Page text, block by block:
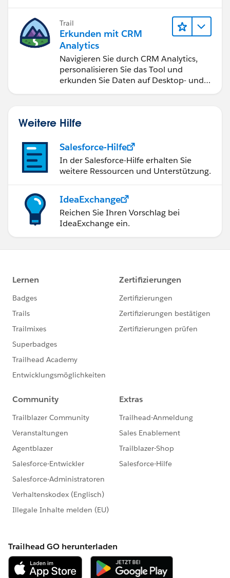
Trail
Erkunden mit CRM
Analytics
Navigieren Sie durch CRM Analytics,
personalisieren Sie das Tool und
erkunden Sie Daten auf Desktop- und
Weitere Hilfe
Salesforce-Hilfe
In der Salesforce-Hilfe erhalten Sie
weitere Ressourcen und Unterstützung.
IdeaExchange
Reichen Sie Ihren Vorschlag bei
IdeaExchange ein.